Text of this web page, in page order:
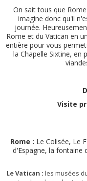
On sait tous que
imagine donc qu'il
journée.
Rome et du Vatican en
entière pour vous
la Chapelle Sixtine, en
Visite
Rome : Le Colisée, Le
d'Espagne, la fontaine
Le Vatican : les musées